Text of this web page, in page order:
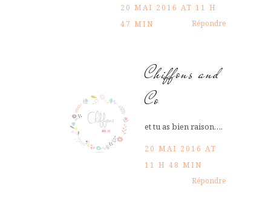
20 MAI 2016 AT 11 H
47 MIN
Répondre
Chiffons and
Co
et tu as bien raison….
20 MAI 2016 AT
11 H 48 MIN
Répondre